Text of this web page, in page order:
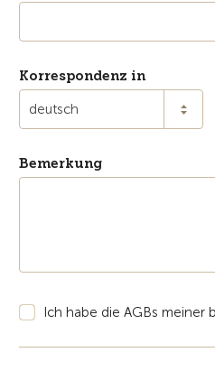
Korrespondenz in
deutsch
Bemerkung
Ich habe die AGBs meiner